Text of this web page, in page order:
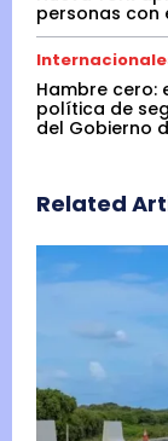
personas con
Hambre cero:
política de
del Gobierno
Related